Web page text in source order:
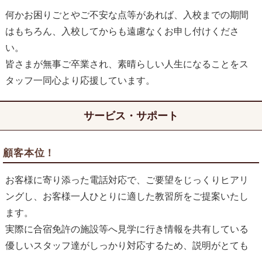
何かお困りごとやご不安な点等があれば、入校までの期間
はもちろん、入校してからも遠慮なくお申し付けくださ
い。
皆さまが無事ご卒業され、素晴らしい人生になることをス
タッフ一同心より応援しています。
サービス・サポート
顧客本位！
お客様に寄り添った電話対応で、ご要望をじっくりヒアリ
ングし、お客様一人ひとりに適した教習所をご提案いたし
ます。
実際に合宿免許の施設等へ見学に行き情報を共有している
優しいスタッフ達がしっかり対応するため、説明がとても